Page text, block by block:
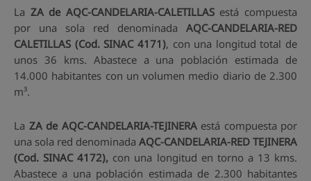
La ZA de AQC-CANDELARIA-CALETILLASestá compuesta
por una sola red denominada AQC-CANDELARIA-RED
CALETILLAS (Cod. SINAC 4171), con una longitud total de
unos 36 kms. Abastece a una población estimada de
14.000 habitantes con un volumen medio diario de 2.300
m³.
La ZA de AQC-CANDELARIA-TEJINERAestá compuesta por
una sola red denominada AQC-CANDELARIA-RED TEJINERA
(Cod. SINAC 4172), con una longitud en torno a 13 kms.
Abastece a una población estimada de 2.300 habitantes